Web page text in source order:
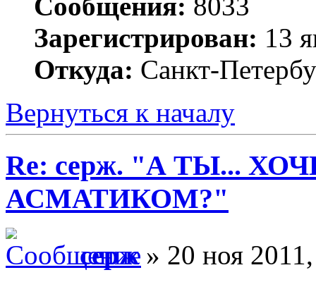
Зарегистрирован: 13
Откуда: Санкт-
Вернуться к началу
Re: серж. "А ТЫ...
АСМАТИКОМ?"
серж» 20 ноя